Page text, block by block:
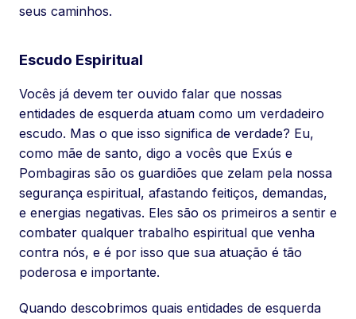
seus caminhos.
Escudo Espiritual
Vocês já devem ter ouvido falar que nossas
entidades de esquerda atuam como um verdadeiro
escudo. Mas o que isso significa de verdade? Eu,
como mãe de santo, digo a vocês que Exús e
Pombagiras são os guardiões que zelam pela nossa
segurança espiritual, afastando feitiços, demandas,
e energias negativas. Eles são os primeiros a sentir e
combater qualquer trabalho espiritual que venha
contra nós, e é por isso que sua atuação é tão
poderosa e importante.
Quando descobrimos quais entidades de esquerda